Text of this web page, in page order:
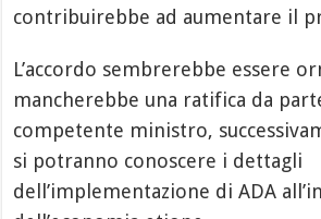
contribuirebbe ad aumentare il
L’accordo sembrerebbe essere
mancherebbe una ratifica da
competente ministro,
si potranno conoscere i dettagli
dell’implementazione di ADA